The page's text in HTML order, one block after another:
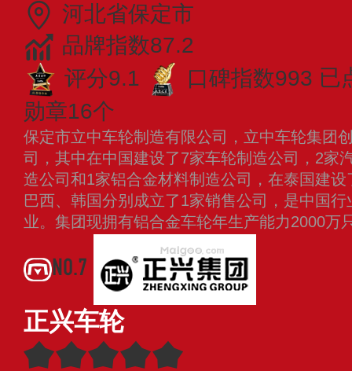
河北省保定市
品牌指数87.2
评分9.1
口碑指数993 已
勋章16个
保定市立中车轮制造有限公司，立中车轮集团
司，其中在中国建设了7家车轮制造公司，2家
造公司和1家铝合金材料制造公司，在泰国建
巴西、韩国分别成立了1家销售公司，是中国
业。集团现拥有铝合金车轮年生产能力2000万
NO.7
正兴车轮